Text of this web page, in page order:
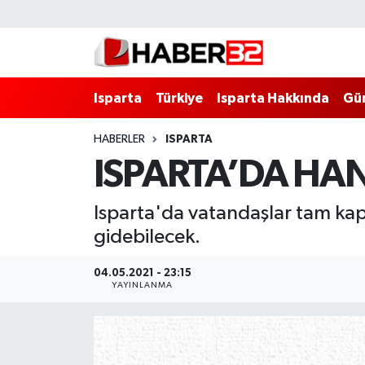
Isparta Türkiye Isparta Hakkında
HABERLER ISPARTA
ISPARTA’DA
Isparta'da vatandaşlar tam
gidebilecek.
04.05.2021 - 23:15
YAYINLANMA
Isparta Hakkında
Esnaf Diyor ki;
BİLİM VE TEKNOLOJİ
Isparta Nöbetçi Eczaneler
Isparta Hava Durumu
Isparta Trafik Yoğunluk Haritası
Süper Lig Puan Durumu ve Fikstür
Tüm Manşetler
Son Dakika Haberleri